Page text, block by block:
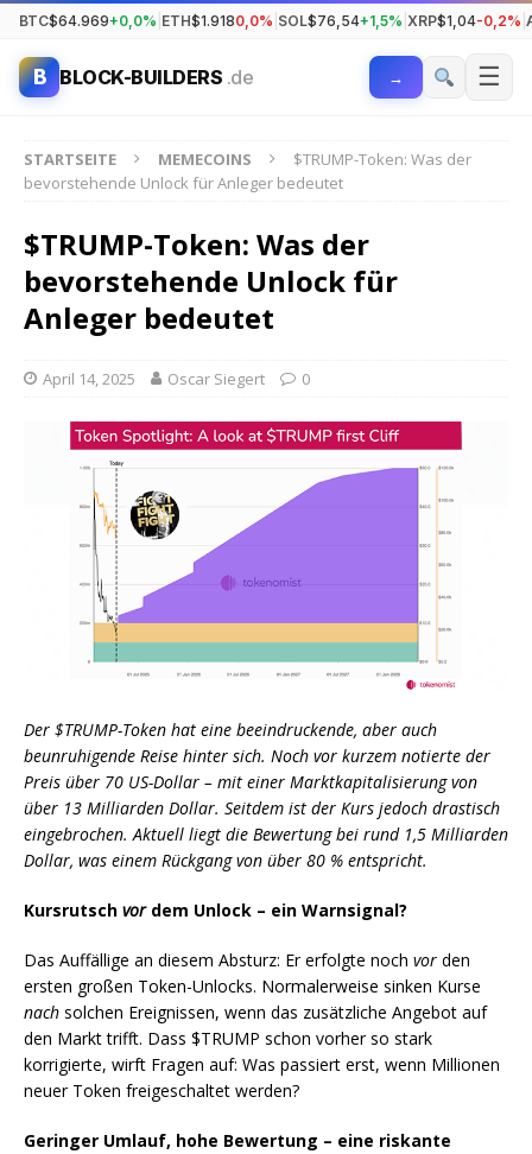
BTC$64.969+0,0% ETH$1.9180,0% SOL$76,54+1,5% XRP$1,04-0,2%
B BLOCK-BUILDERS .de → ☰
STARTSEITE MEMECOINS
$TRUMP-Token: Was der
bevorstehende Unlock für Anleger bedeutet
$TRUMP-Token: Was der
bevorstehende Unlock für
Anleger bedeutet
April 14, 2025 Oscar Siegert 0
Der $TRUMP-Token hat eine beeindruckende, aber auch
beunruhigende Reise hinter sich. Noch vor kurzem notierte der
Preis über 70 US-Dollar – mit einer Marktkapitalisierung von
über 13 Milliarden Dollar. Seitdem ist der Kurs jedoch drastisch
eingebrochen. Aktuell liegt die Bewertung bei rund 1,5 Milliarden
Dollar, was einem Rückgang von über 80 % entspricht.
Kursrutsch vordem Unlock – ein Warnsignal?
Das Auffällige an diesem Absturz: Er erfolgte noch vor den
ersten großen Token-Unlocks. Normalerweise sinken Kurse
nach solchen Ereignissen, wenn das zusätzliche Angebot auf
den Markt trifft. Dass $TRUMP schon vorher so stark
korrigierte, wirft Fragen auf: Was passiert erst, wenn Millionen
neuer Token freigeschaltet werden?
Geringer Umlauf, hohe Bewertung – eine riskante